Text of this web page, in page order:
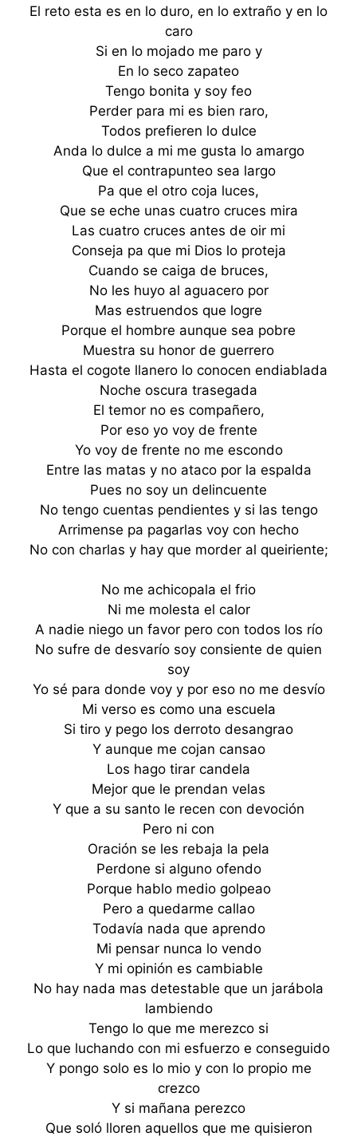
El reto esta es en lo duro, en lo extraño y en lo
caro
Si en lo mojado me paro y
En lo seco zapateo
Tengo bonita y soy feo
Perder para mi es bien raro,
Todos prefieren lo dulce
Anda lo dulce a mi me gusta lo amargo
Que el contrapunteo sea largo
Pa que el otro coja luces,
Que se eche unas cuatro cruces mira
Las cuatro cruces antes de oir mi
Conseja pa que mi Dios lo proteja
Cuando se caiga de bruces,
No les huyo al aguacero por
Mas estruendos que logre
Porque el hombre aunque sea pobre
Muestra su honor de guerrero
Hasta el cogote llanero lo conocen endiablada
Noche oscura trasegada
El temor no es compañero,
Por eso yo voy de frente
Yo voy de frente no me escondo
Entre las matas y no ataco por la espalda
Pues no soy un delincuente
No tengo cuentas pendientes y si las tengo
Arrimense pa pagarlas voy con hecho
No con charlas y hay que morder al queiriente;
No me achicopala el frio
Ni me molesta el calor
A nadie niego un favor pero con todos los río
No sufre de desvarío soy consiente de quien
soy
Yo sé para donde voy y por eso no me desvío
Mi verso es como una escuela
Si tiro y pego los derroto desangrao
Y aunque me cojan cansao
Los hago tirar candela
Mejor que le prendan velas
Y que a su santo le recen con devoción
Pero ni con
Oración se les rebaja la pela
Perdone si alguno ofendo
Porque hablo medio golpeao
Pero a quedarme callao
Todavía nada que aprendo
Mi pensar nunca lo vendo
Y mi opinión es cambiable
No hay nada mas detestable que un jarábola
lambiendo
Tengo lo que me merezco si
Lo que luchando con mi esfuerzo e conseguido
Y pongo solo es lo mio y con lo propio me
crezco
Y si mañana perezco
Que soló lloren aquellos que me quisieron